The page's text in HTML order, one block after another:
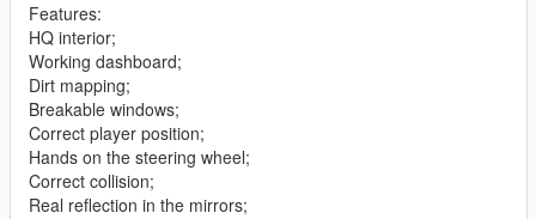
Features:
HQ interior;
Working dashboard;
Dirt mapping;
Breakable windows;
Correct player position;
Hands on the steering wheel;
Correct collision;
Real reflection in the mirrors;